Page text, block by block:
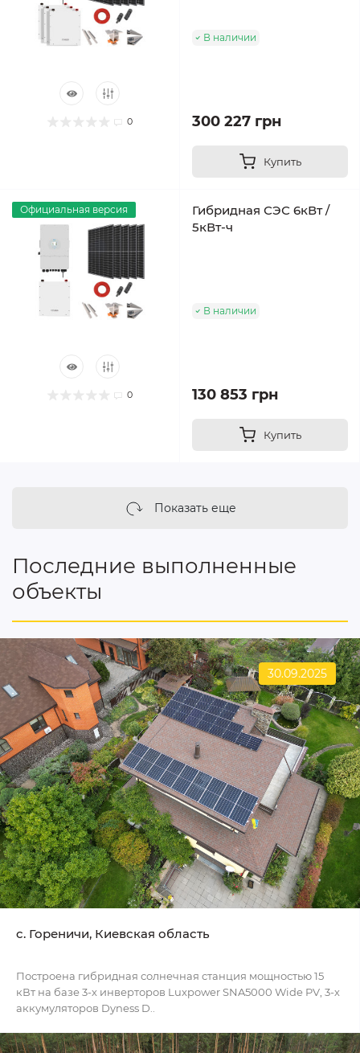
0
В наличии
300 227 грн
Купить
Официальная версия
0
Гибридная СЭС 6кВт /
5кВт-ч
В наличии
130 853 грн
Купить
Показать еще
Последние выполненные
объекты
30.09.2025
c. Гореничи, Киевская область
Построена гибридная солнечная станция мощностью 15
кВт на базе 3-х инверторов Luxpower SNA5000 Wide PV, 3-х
аккумуляторов Dyness D..